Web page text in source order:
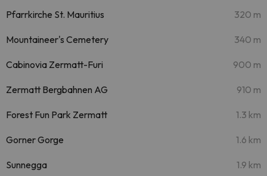
Pfarrkirche St. Mauritius 320 m
Mountaineer's Cemetery 340 m
Cabinovia Zermatt-Furi 900 m
Zermatt Bergbahnen AG 910 m
Forest Fun Park Zermatt 1.3 km
Gorner Gorge 1.6 km
Sunnegga 1.9 km